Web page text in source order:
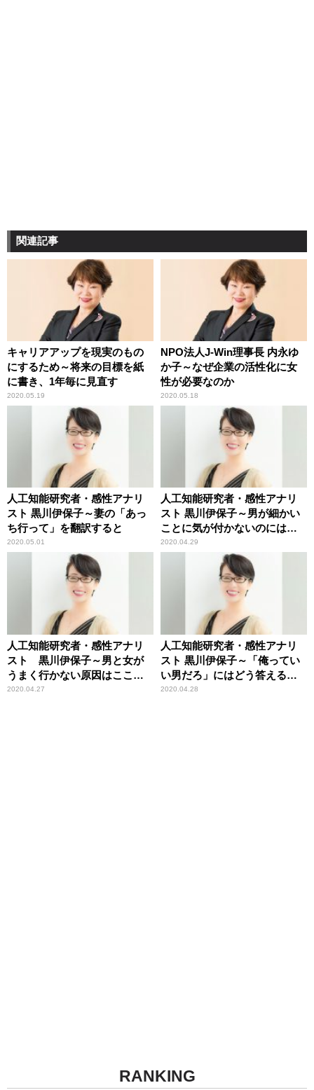
関連記事
キャリアアップを現実のもの
にするため～将来の目標を紙
に書き、1年毎に見直す
2020.05.19
NPO法人J-Win理事長 内永ゆ
か子～なぜ企業の活性化に女
性が必要なのか
2020.05.18
人工知能研究者・感性アナリ
スト 黒川伊保子～妻の「あっ
ち行って」を翻訳すると
2020.05.01
人工知能研究者・感性アナリ
スト 黒川伊保子～男が細かい
ことに気が付かないのには理
由がある
2020.04.29
人工知能研究者・感性アナリ
スト 黒川伊保子～男と女が
うまく行かない原因はここに
ある
2020.04.27
人工知能研究者・感性アナリ
スト 黒川伊保子～「俺ってい
い男だろ」にはどう答えるべ
きか
2020.04.28
RANKING